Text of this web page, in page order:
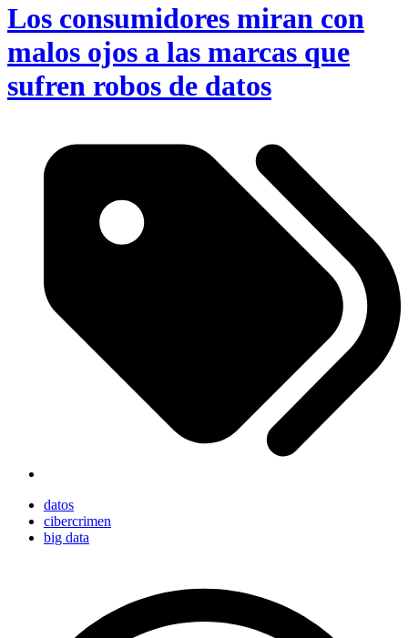
Los consumidores miran con
malos ojos a las marcas que
sufren robos de datos
datos
cibercrimen
big data